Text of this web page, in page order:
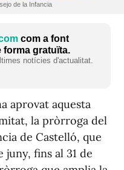
de la Infancia
com a font
forma gratuïta.
notícies d'actualitat.
aprovat aquesta
la pròrroga del
de Castelló, que
juny, fins al 31 de